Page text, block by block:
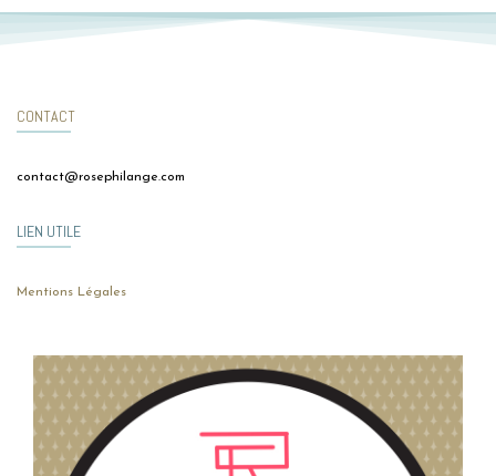
CONTACT
contact@rosephilange.com
LIEN UTILE
Mentions Légales